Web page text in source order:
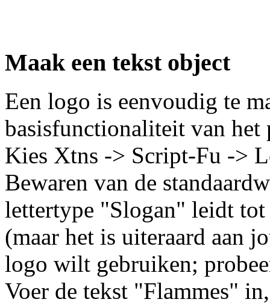
Maak een tekst object
Een logo is eenvoudig te
basisfunctionaliteit van het
Kies Xtns -> Script-Fu ->
Bewaren van de
lettertype "Slogan" leidt
(maar het is uiteraard aan
logo wilt gebruiken;
Voer de tekst "Flammes"